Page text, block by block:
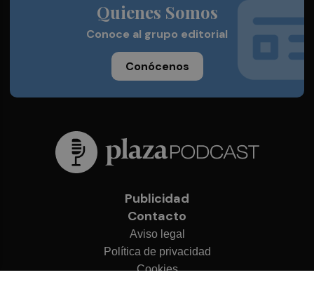
Quienes Somos
Conoce al grupo editorial
Conócenos
Publicidad
Contacto
Aviso legal
Política de privacidad
Cookies